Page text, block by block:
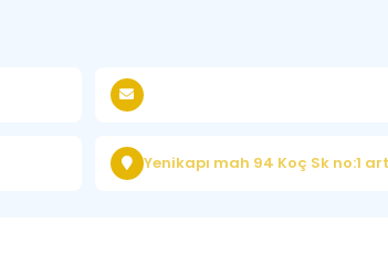
Yenikapı mah 94 Koç Sk no:1